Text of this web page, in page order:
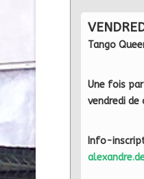
Tango
Une fois
vendredi de
Info-